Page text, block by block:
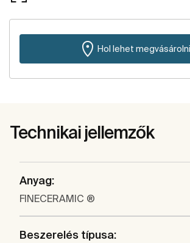
Hol lehet
Technikai jellemzők
Anyag:
FINECERAMIC ®
Beszerelés típusa: